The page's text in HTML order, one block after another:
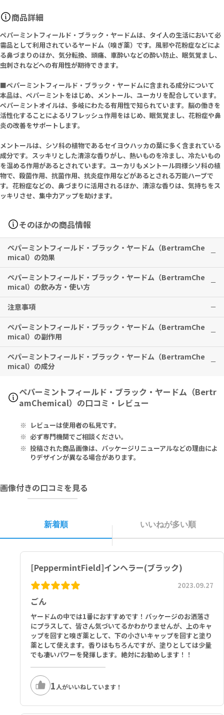
商品詳細
ペパーミントフィールド・ブラック・ヤードムは、タイ人の生活において必
需品として利用されているヤードム（嗅ぎ薬）です。風邪や花粉症などによ
る鼻づまりのほか、気分転換、頭痛、車酔いなどの酔い防止、眠気覚まし、
虫刺されなどへの有用性が期待できます。
■ペパーミントフィールド・ブラック・ヤードムに含まれる成分について
本品は、ペパーミントをはじめ、メントール、ユーカリを配合しています。
ペパーミントオイルは、多岐にわたる有用性で知られています。脳の働きを
活性化することによるリフレッシュ作用をはじめ、眠気覚まし、花粉症や鼻
炎の改善をサポートします。
メントールは、シソ科の植物であるセイヨウハッカの葉に多く含まれている
成分です。スッキリとした清涼な香りがし、熱いものを冷まし、冷たいもの
を温める作用があるとされています。ユーカリもメントール同様シソ科の植
物で、殺菌作用、抗菌作用、抗炎症作用などがあるとされる万能ハーブで
す。花粉症などの、鼻づまりに活用されるほか、清涼な香りは、気持ちをス
ッキリさせ、集中力アップを助けます。
そのほかの商品情報
ペパーミントフィールド・ブラック・ヤードム（BertramChe
mical）の効果
気分転換をはじめ、頭痛、鼻づまり、車酔いなどの酔い防止、眠気覚
まし、虫刺されなどへの有用性が期待できます。
※有用性には個人差がありますことを予めご了承ください。
ペパーミントフィールド・ブラック・ヤードム（BertramChe
mical）の飲み方・使い方
本品を吸い込むか、または塗布してください。
注意事項
外用専用です。
本品は食べないでください。
目元周辺には塗布しないでください。
蓋をしっかり閉め、日の当たらない30度以下の場所に保管してくださ
い。
ペパーミントフィールド・ブラック・ヤードム（BertramChe
mical）の副作用
特に副作用は報告されておりませんが、異常を感じた際はただちに使
用を中止し、医師の診察をお受けください。
ペパーミントフィールド・ブラック・ヤードム（BertramChe
mical）の成分
Menthol 53.00% w/v, Peppermint Oil 3.00% w/v, Camphor 2.0
0% w/v, Borneol 6.00% w/v, Eucalyptus Oil 14.00% w/v and ot
hers.
メントール53.00％ w/v、ペパーミントオイル3.00％ w/v、樟脳2.0
0％ w/v、ボルネオール6.00％ w/v、ユーカリ油14.00％ w/vなど
ペパーミントフィールド・ブラック・ヤードム（Bertr
amChemical）の口コミ・レビュー
レビューは使用者の私見です。
必ず専門機関でご相談ください。
投稿された商品画像は、パッケージリニューアルなどの理由によ
りデザインが異なる場合があります。
画像付きの口コミを見る
新着順 いいねが多い順
[PeppermintField]インヘラー(ブラック)
ごん
2023.09.27
ヤードムの中では1番におすすめです！パッケージのお洒落さ
にプラスして、皆さん気づいてるかわかりませんが、上のキャ
ップを回すと嗅ぎ薬として、下の小さいキャップを回すと塗り
薬として使えます。香りはもちろんですが、塗りとしては少量
でも凄いパワーを発揮します。絶対にお勧めします！！
1 人がいいねしています！